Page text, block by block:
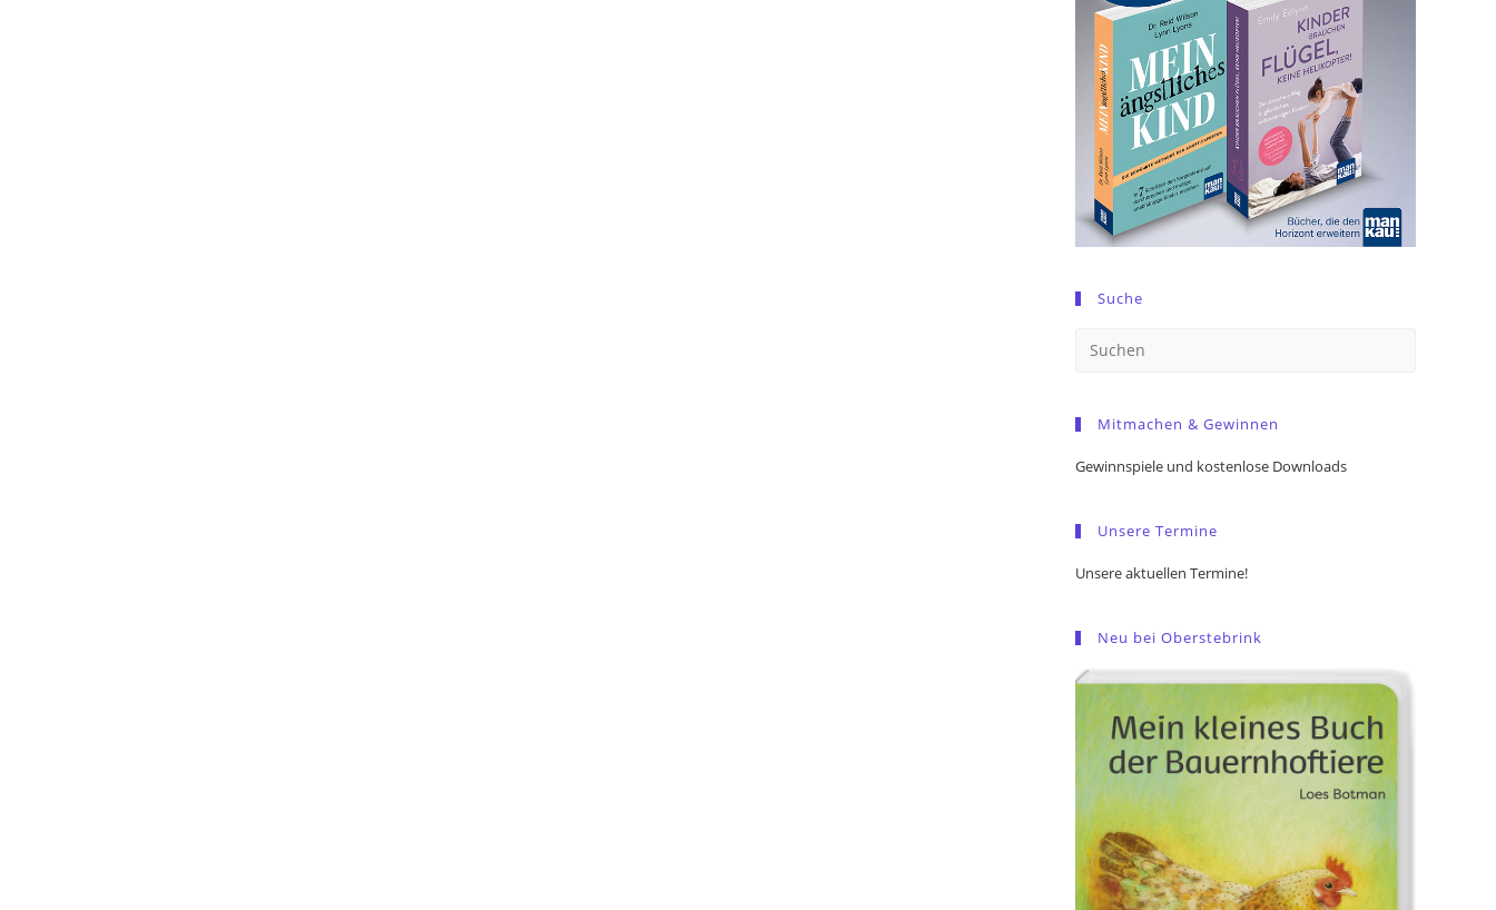
Suche
Mitmachen & Gewinnen
Gewinnspiele und kostenlose Downloads
Unsere Termine
Unsere aktuellen Termine!
Neu bei Oberstebrink